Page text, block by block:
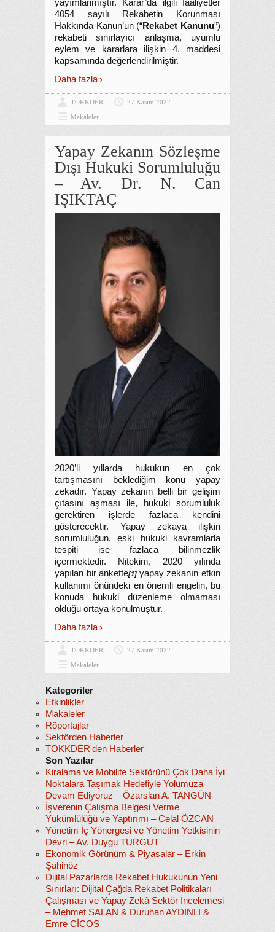
yayımlanmıştır. Karar’da ilgili faaliyetler
4054 sayılı Rekabetin Korunması
Hakkında Kanun’un (“Rekabet Kanunu”)
rekabeti sınırlayıcı anlaşma, uyumlu
eylem ve kararlara ilişkin 4. maddesi
kapsamında değerlendirilmiştir.
Daha fazla
TOKKDER
27 Kasım 2022
Makaleler
Yapay Zekanın Sözleşme
Dışı Hukuki Sorumluluğu
– Av. Dr. N. Can
IŞIKTAÇ
2020’li yıllarda hukukun en çok
tartışmasını beklediğim konu yapay
zekadır. Yapay zekanın belli bir gelişim
çıtasını aşması ile, hukuki sorumluluk
gerektiren işlerde fazlaca kendini
gösterecektir. Yapay zekaya ilişkin
sorumluluğun, eski hukuki kavramlarla
tespiti ise fazlaca bilinmezlik
içermektedir. Nitekim, 2020 yılında
yapılan bir ankette[1] yapay zekanın etkin
kullanımı önündeki en önemli engelin, bu
konuda hukuki düzenleme olmaması
olduğu ortaya konulmuştur.
Daha fazla
TOKKDER
27 Kasım 2022
Makaleler
Kategoriler
Etkinlikler
Makaleler
Röportajlar
Sektörden Haberler
TOKKDER'den Haberler
Son Yazılar
Kiralama ve Mobilite Sektörünü Çok Daha İyi
Noktalara Taşımak Hedefiyle Yolumuza
Devam Ediyoruz – Özarslan A. TANGÜN
İşverenin Çalışma Belgesi Verme
Yükümlülüğü ve Yaptırımı – Celal ÖZCAN
Yönetim İç Yönergesi ve Yönetim Yetkisinin
Devri – Av. Duygu TURGUT
Ekonomik Görünüm & Piyasalar – Erkin
Şahinöz
Dijital Pazarlarda Rekabet Hukukunun Yeni
Sınırları: Dijital Çağda Rekabet Politikaları
Çalışması ve Yapay Zekâ Sektör İncelemesi
– Mehmet SALAN & Duruhan AYDINLI &
Emre CİCOS